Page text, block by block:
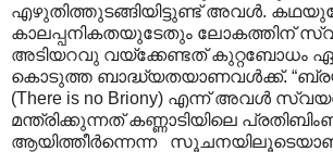
എഴുതിത്തുടങ്ങിയിട്ടുണ്ട് അവൾ.
കാലപ്പനികതയുടേതും ലോകത്തിന്
അടിയറവു വയ്ക്കേണ്ടത് കുറ്റബോധം
കൊടുത്ത ബാദ്ധ്യതയാണവൾക്ക്.
(There is no Briony) എന്ന് അവൾ
മന്ത്രിക്കുന്നത് കണ്ണാടിയിലെ
ആയിത്തീർന്നെന്ന